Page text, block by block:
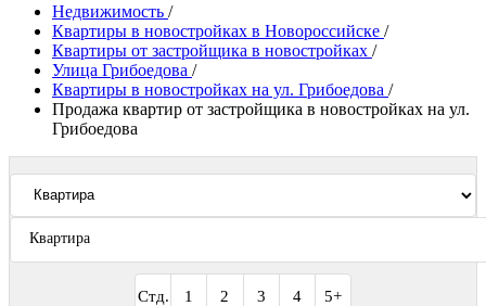
Недвижимость /
Квартиры в новостройках в Новороссийске /
Квартиры от застройщика в новостройках /
Улица Грибоедова /
Квартиры в новостройках на ул. Грибоедова /
Продажа квартир от застройщика в новостройках на ул.
Грибоедова
Квартира
Стд. 1 2 3 4 5+